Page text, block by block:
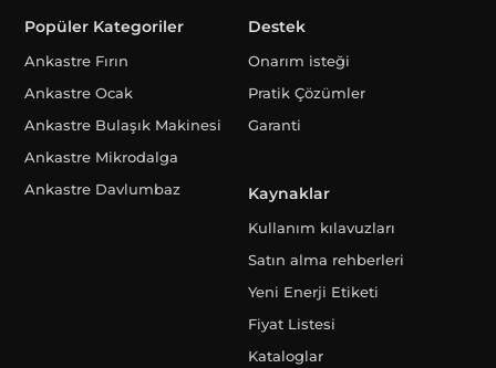
Popüler Kategoriler
Ankastre Fırın
Ankastre Ocak
Ankastre Bulaşık Makinesi
Ankastre Mikrodalga
Ankastre Davlumbaz
Destek
Onarım isteği
Pratik Çözümler
Garanti
Kaynaklar
Kullanım kılavuzları
Satın alma rehberleri
Yeni Enerji Etiketi
Fiyat Listesi
Kataloglar